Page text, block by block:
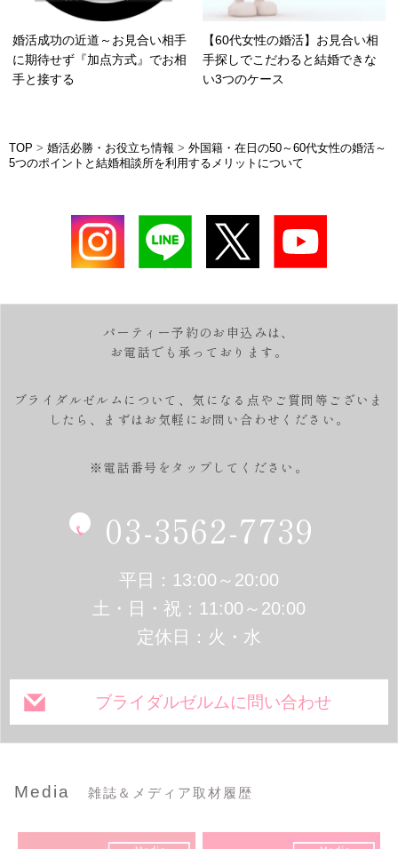
婚活成功の近道～お見合い相手
に期待せず『加点方式』でお相
手と接する
【60代女性の婚活】お見合い相
手探しでこだわると結婚できな
い3つのケース
TOP > 婚活必勝・お役立ち情報 > 外国籍・在日の50～60代女性の婚活～
5つのポイントと結婚相談所を利用するメリットについて
パーティー予約のお申込みは、
お電話でも承っております。
ブライダルゼルムについて、気になる点やご質問等ございま
したら、
まずはお気軽にお問い合わせください。
※電話番号をタップしてください。
03-3562-7739
平日：13:00～20:00
土・日・祝：11:00～20:00
定休日：火・水
ブライダルゼルムに問い合わせ
Media 雑誌＆メディア取材履歴